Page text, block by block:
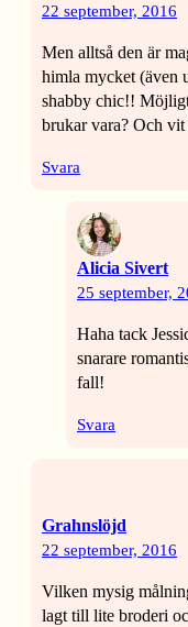
22 september, 2016
Men alltså den är
himla mycket (även
shabby chic!!
brukar vara? Och
Svara
Alicia Sivert
25 september,
Haha tack
snarare
fall!
Svara
Grahnslöjd
22 september, 2016
Vilken mysig
lagt till lite broderi